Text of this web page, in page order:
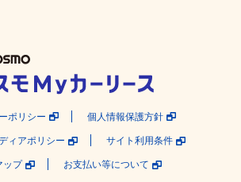
ポリシー 個人情報保護方針
ィアポリシー サイト利用条件
ップ お支払い等について